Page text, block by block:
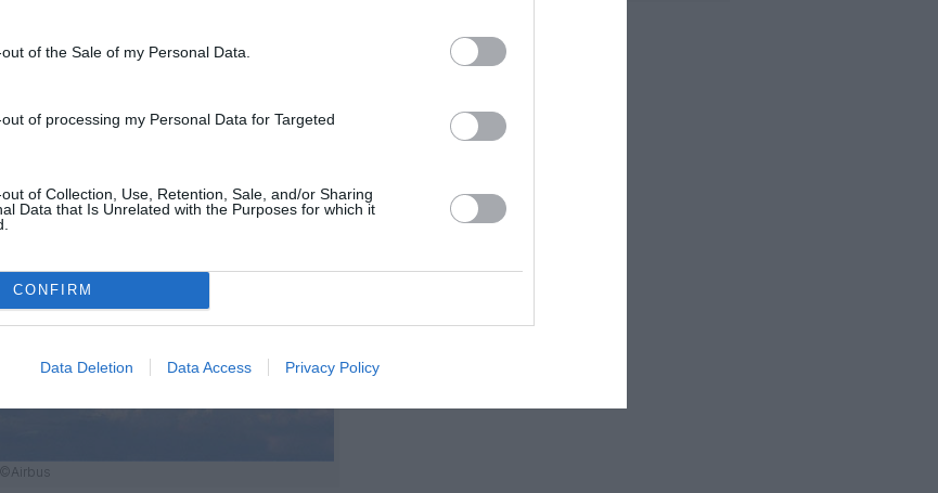
of the Sale of my Personal Data.
of processing my Personal Data for Targeted
of Collection, Use, Retention, Sale, and/or Sharing
Data that Is Unrelated with the Purposes for which it
CONFIRM
Data Deletion Data Access Privacy Policy
©Airbus